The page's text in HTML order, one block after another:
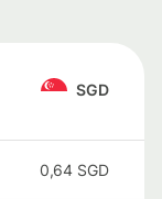
SGD
0,64 SGD